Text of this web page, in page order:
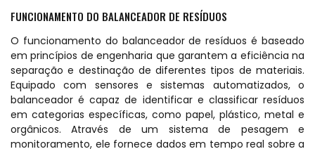
FUNCIONAMENTO DO BALANCEADOR DE RESÍDUOS
O funcionamento do balanceador de resíduos é baseado
em princípios de engenharia que garantem a eficiência na
separação e destinação de diferentes tipos de materiais.
Equipado com sensores e sistemas automatizados, o
balanceador é capaz de identificar e classificar resíduos
em categorias específicas, como papel, plástico, metal e
orgânicos. Através de um sistema de pesagem e
monitoramento, ele fornece dados em tempo real sobre a